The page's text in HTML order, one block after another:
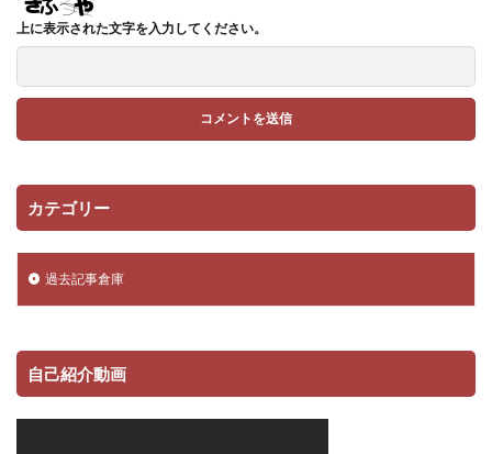
上に表示された文字を入力してください。
カテゴリー
過去記事倉庫
自己紹介動画